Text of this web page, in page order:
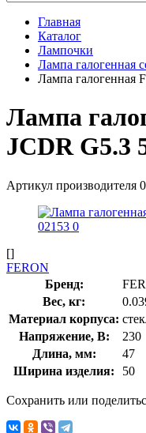
Главная
Каталог
Лампочки
Лампа галогенная
Лампа галогенная
Лампа
JCDR G5.3
Артикул производителя
[]
FERON
Бренд:
Вес, кг:
Материал корпуса:
Напряжение, В:
230
Длина, мм:
47
Ширина изделия:
50
Сохранить или